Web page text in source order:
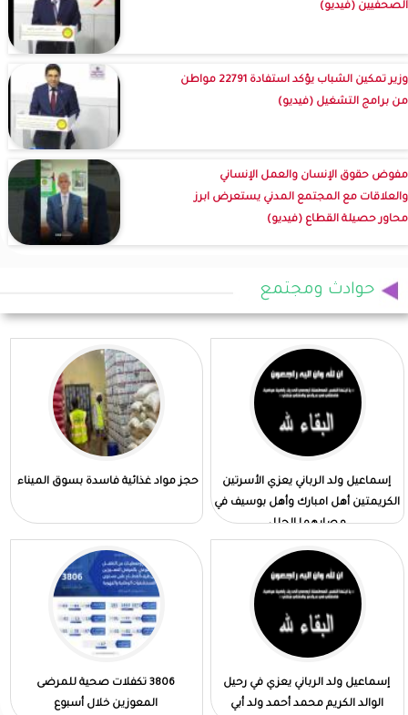
الصحفيين (فيديو)
وزير تمكين الشباب يؤكد استفادة 22791 مواطن
من برامج التشغيل (فيديو)
مفوض حقوق الإنسان والعمل الإنساني
والعلاقات مع المجتمع المدني يستعرض ابرز
محاور حصيلة القطاع (فيديو)
حوادث ومجتمع
إسماعيل ولد الرباني يعزي الأسرتين
الكريمتين أهل امبارك وأهل بوسيف في
مصابهما الجلل
حجز مواد غذائية فاسدة بسوق الميناء
إسماعيل ولد الرباني يعزي في رحيل
الوالد الكريم محمد أحمد ولد أبي
3806 تكفلات صحية للمرضى
المعوزين خلال أسبوع